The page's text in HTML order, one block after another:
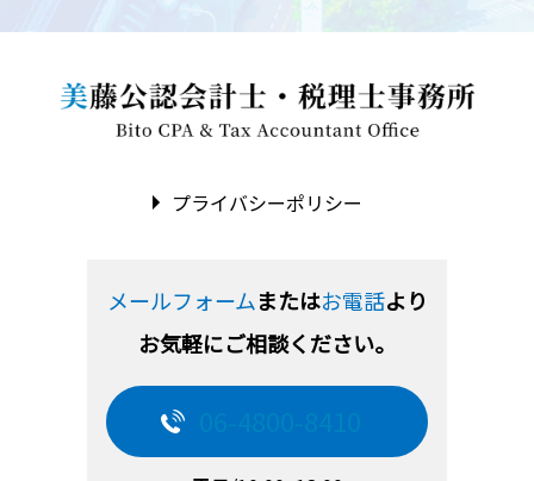
プライバシーポリシー
メールフォームまたはお電話より
お気軽にご相談ください。